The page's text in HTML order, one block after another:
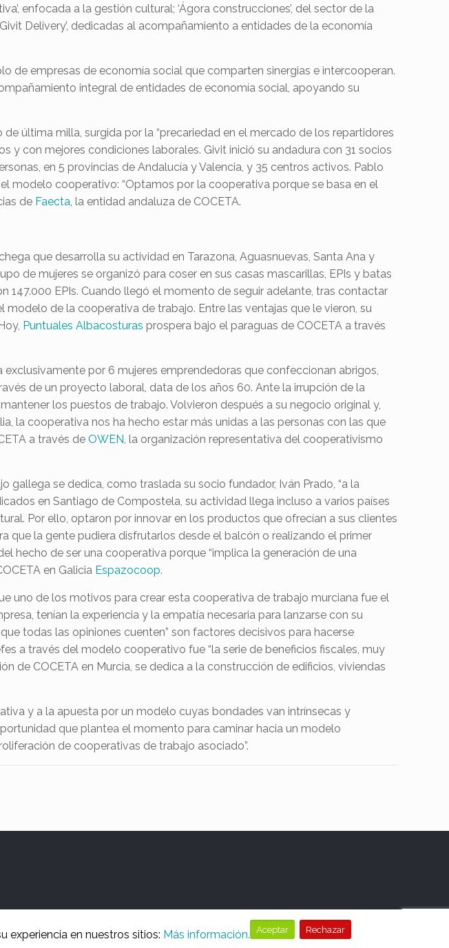
enfocada a la gestión cultural; ‘Ágora construcciones’, del sector de la
Delivery’, dedicadas al acompañamiento a entidades de la economía
de empresas de economía social que comparten sinergias e intercooperan.
integral de entidades de economía social, apoyando su
última milla, surgida por la “precariedad en el mercado de los repartidores
y con mejores condiciones laborales. Givit inició su andadura con 31 socios
en 5 provincias de Andalucía y Valencia, y 35 centros activos. Pablo
modelo cooperativo: “Optamos por la cooperativa porque se basa en el
de Faecta, la entidad andaluza de COCETA.
que desarrolla su actividad en Tarazona, Aguasnuevas, Santa Ana y
de mujeres se organizó para coser en sus casas mascarillas, EPIs y batas
147.000 EPIs. Cuando llegó el momento de seguir adelante, tras contactar
de la cooperativa de trabajo. Entre las ventajas que le vieron, su
Puntuales Albacosturas prospera bajo el paraguas de COCETA a través
por 6 mujeres emprendedoras que confeccionan abrigos,
de un proyecto laboral, data de los años 60. Ante la irrupción de la
los puestos de trabajo. Volvieron después a su negocio original y,
la cooperativa nos ha hecho estar más unidas a las personas con las que
a través deOWEN, la organización representativa del cooperativismo
gallega se dedica, como traslada su socio fundador, Iván Prado, “a la
en Santiago de Compostela, su actividad llega incluso a varios países
Por ello, optaron por innovar en los productos que ofrecían a sus clientes
que la gente pudiera disfrutarlos desde el balcón o realizando el primer
hecho de ser una cooperativa porque “implica la generación de una
en Galicia Espazocoop.
uno de los motivos para crear esta cooperativa de trabajo murciana fue el
tenían la experiencia y la empatía necesaria para lanzarse con su
todas las opiniones cuenten” son factores decisivos para hacerse
a través del modelo cooperativo fue “la serie de beneficios fiscales, muy
de COCETA en Murcia, se dedica a la construcción de edificios, viviendas
y a la apuesta por un modelo cuyas bondades van intrínsecas y
que plantea el momento para caminar hacia un modelo
de cooperativas de trabajo asociado”.
experiencia en nuestros sitios: Más información. Aceptar Rechazar